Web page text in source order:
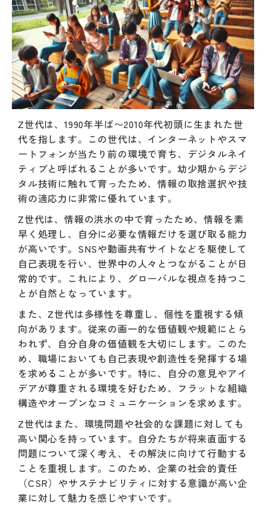
Z世代は、1990年半ば〜2010年代初頭に生まれた世
代を指します。この世代は、インターネットやスマ
ートフォンが当たり前の環境で育ち、デジタルネイ
ティブと呼ばれることが多いです。幼少期からデジ
タル技術に触れて育ったため、情報の取捨選択や技
術の適応力に非常に優れています。
Z世代は、情報の洪水の中で育ったため、情報を素
早く処理し、自分に必要な情報だけを選び取る能力
が高いです。SNSや動画共有サイトなどを駆使して
自己表現を行い、世界中の人々とつながることが日
常的です。これにより、グローバルな視点を持つこ
とが自然となっています。
また、Z世代は多様性を尊重し、個性を重視する傾
向があります。従来の画一的な価値観や規範にとら
われず、自分自身の価値観を大切にします。このた
め、職場においても自己表現や創造性を発揮する場
を求めることが多いです。特に、自分の意見やアイ
デアが尊重される環境を好むため、フラットな組織
構造やオープンなコミュニケーションを求めます。
Z世代はまた、環境問題や社会的な課題に対しても
高い関心を持っています。自分たちが将来直面する
問題について深く考え、その解決に向けて行動する
ことを重視します。このため、企業の社会的責任
（CSR）やサステナビリティに対する意識が高い企
業に対して魅力を感じやすいです。